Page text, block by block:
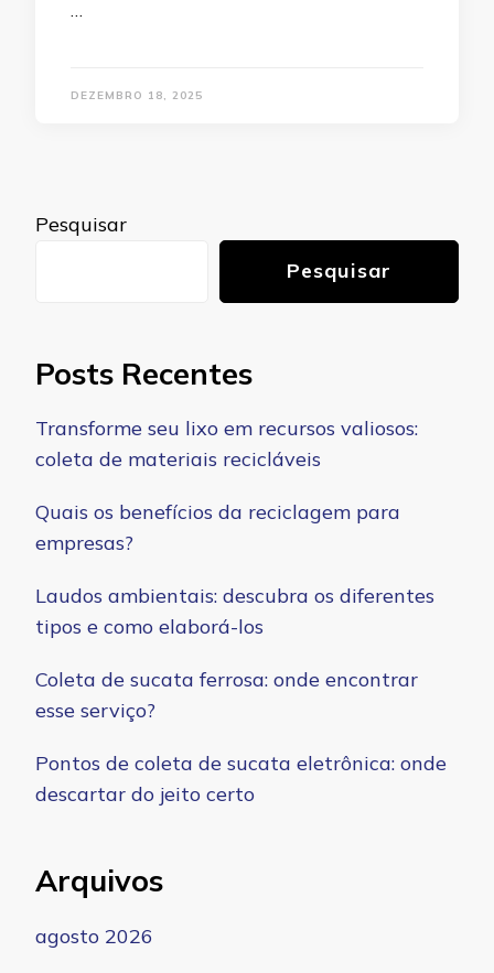
DEZEMBRO 18, 2025
Pesquisar
Pesquisar
Posts Recentes
Transforme seu lixo em recursos valiosos:
coleta de materiais recicláveis
Quais os benefícios da reciclagem para
empresas?
Laudos ambientais: descubra os diferentes
tipos e como elaborá-los
Coleta de sucata ferrosa: onde encontrar
esse serviço?
Pontos de coleta de sucata eletrônica: onde
descartar do jeito certo
Arquivos
agosto 2026